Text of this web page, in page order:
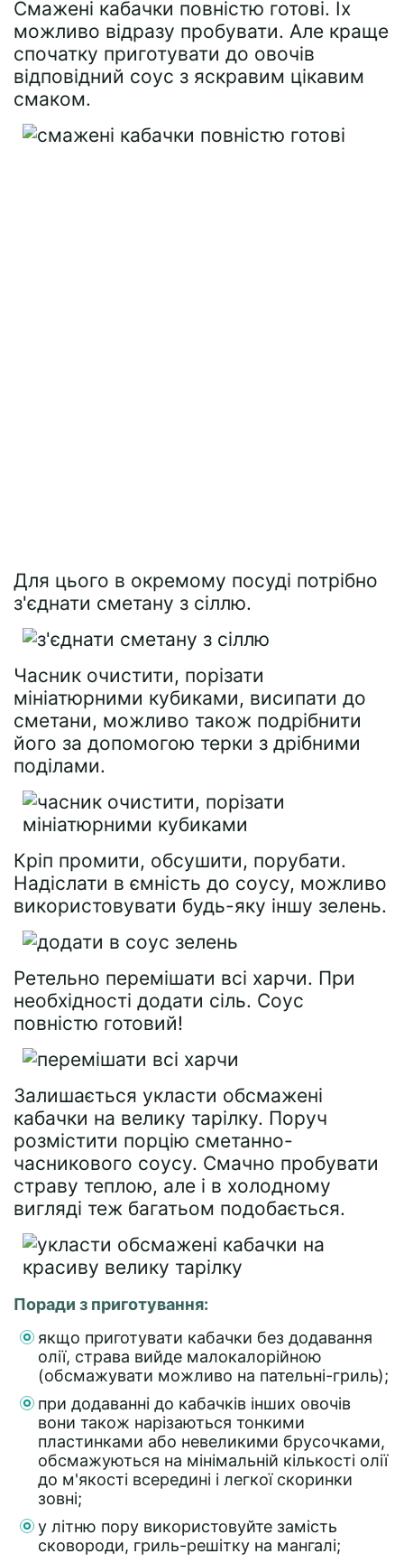
Смажені кабачки повністю готові. Їх
можливо відразу пробувати. Але краще
спочатку приготувати до овочів
відповідний соус з яскравим цікавим
смаком.
Для цього в окремому посуді потрібно
з'єднати сметану з сіллю.
Часник очистити, порізати
мініатюрними кубиками, висипати до
сметани, можливо також подрібнити
його за допомогою терки з дрібними
поділами.
Кріп промити, обсушити, порубати.
Надіслати в ємність до соусу, можливо
використовувати будь-яку іншу зелень.
Ретельно перемішати всі харчи. При
необхідності додати сіль. Соус
повністю готовий!
Залишається укласти обсмажені
кабачки на велику тарілку. Поруч
розмістити порцію сметанно-
часникового соусу. Смачно пробувати
страву теплою, але і в холодному
вигляді теж багатьом подобається.
Поради з приготування:
якщо приготувати кабачки без додавання
олії, страва вийде малокалорійною
(обсмажувати можливо на пательні-гриль);
при додаванні до кабачків інших овочів
вони також нарізаються тонкими
пластинками або невеликими брусочками,
обсмажуються на мінімальній кількості олії
до м'якості всередині і легкої скоринки
зовні;
у літню пору використовуйте замість
сковороди, гриль-решітку на мангалі;